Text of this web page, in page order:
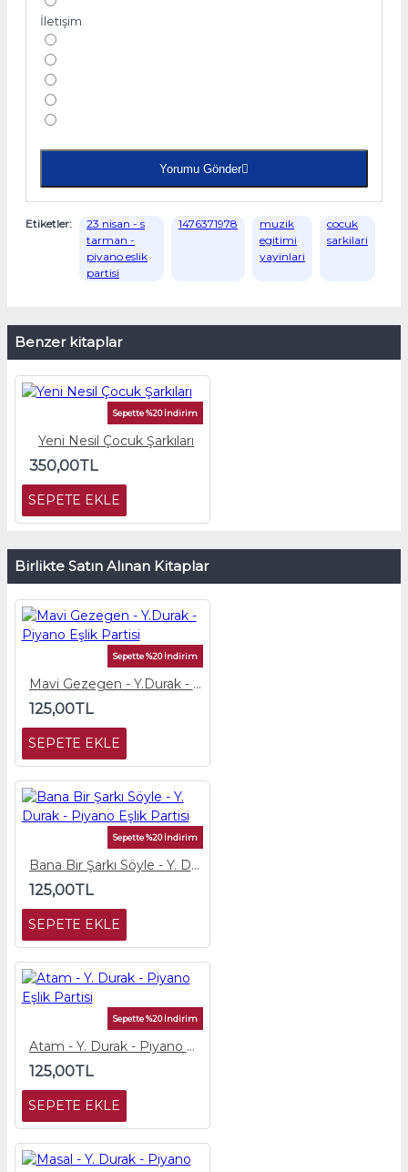
İletişim
Yorumu Gönder
Etiketler:
23 nisan - s
tarman -
piyano eslik
partisi
1476371978
muzik
egitimi
yayinlari
cocuk
sarkilari
Benzer kitaplar
Sepette %20 İndirim
Yeni Nesil Çocuk Şarkıları
350,00TL
SEPETE EKLE
Birlikte Satın Alınan Kitaplar
Sepette %20 İndirim
Mavi Gezegen - Y.Durak - Piyano Eşlik Partisi
125,00TL
SEPETE EKLE
Sepette %20 İndirim
Bana Bir Şarkı Söyle - Y. Durak - Piyano Eşlik Partisi
125,00TL
SEPETE EKLE
Sepette %20 İndirim
Atam - Y. Durak - Piyano Eşlik Partisi
125,00TL
SEPETE EKLE